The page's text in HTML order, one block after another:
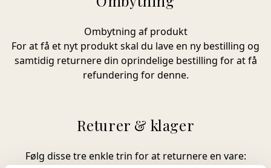
Ombytning af produkt
For at få et nyt produkt skal du lave en ny bestilling og
samtidig returnere din oprindelige bestilling for at få
refundering for denne.
Returer & klager
Følg disse tre enkle trin for at returnere en vare: